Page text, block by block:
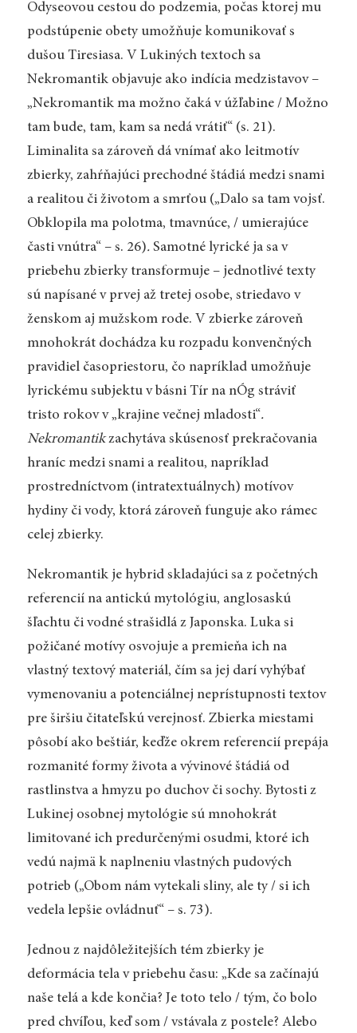
Odyseovou cestou do podzemia, počas ktorej mu
podstúpenie obety umožňuje komunikovať s
dušou Tiresiasa. V Lukiných textoch sa
Nekromantik objavuje ako indícia medzistavov –
„Nekromantik ma možno čaká v úžľabine / Možno
tam bude, tam, kam sa nedá vrátiť“ (s. 21).
Liminalita sa zároveň dá vnímať ako leitmotív
zbierky, zahŕňajúci prechodné štádiá medzi snami
a realitou či životom a smrťou („Dalo sa tam vojsť.
Obklopila ma polotma, tmavnúce, / umierajúce
časti vnútra“ – s. 26). Samotné lyrické ja sa v
priebehu zbierky transformuje – jednotlivé texty
sú napísané v prvej až tretej osobe, striedavo v
ženskom aj mužskom rode. V zbierke zároveň
mnohokrát dochádza ku rozpadu konvenčných
pravidiel časopriestoru, čo napríklad umožňuje
lyrickému subjektu v básni Tír na nÓg stráviť
tristo rokov v„krajine večnej mladosti“.
Nekromantikzachytáva skúsenosť prekračovania
hraníc medzi snami a realitou, napríklad
prostredníctvom (intratextuálnych) motívov
hydiny či vody, ktorá zároveň funguje ako rámec
celej zbierky.
Nekromantik je hybrid skladajúci sa z početných
referencií na antickú mytológiu, anglosaskú
šľachtu či vodné strašidlá z Japonska. Luka si
požičané motívy osvojuje a premieňa ich na
vlastný textový materiál, čím sa jej darí vyhýbať
vymenovaniu a potenciálnej neprístupnosti textov
pre širšiu čitateľskú verejnosť. Zbierka miestami
pôsobí ako beštiár, keďže okrem referencií prepája
rozmanité formy života a vývinové štádiá od
rastlinstva a hmyzu po duchov či sochy. Bytosti z
Lukinej osobnej mytológie sú mnohokrát
limitované ich predurčenými osudmi, ktoré ich
vedú najmä k naplneniu vlastných pudových
potrieb („Obom nám vytekali sliny, ale ty / si ich
vedela lepšie ovládnuť“ – s. 73).
Jednou z najdôležitejších tém zbierky je
deformácia tela v priebehu času: „Kde sa začínajú
naše telá a kde končia? Je toto telo / tým, čo bolo
pred chvíľou, keď som / vstávala z postele? Alebo